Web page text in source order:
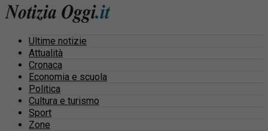
Ultime notizie
Attualità
Cronaca
Economia e scuola
Politica
Cultura e turismo
Sport
Zone